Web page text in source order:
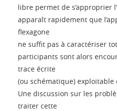
libre permet de s’approprier
apparaît rapidement que
flexagone
ne suffit pas à caractériser
participants sont alors
trace écrite
(ou schématique)
Une discussion sur les
traiter cette